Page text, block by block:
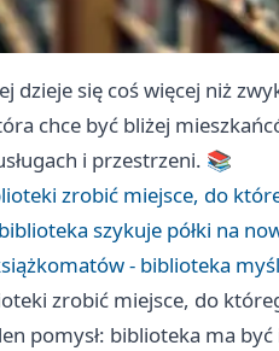
dzieje się coś więcej niż
chce być bliżej
i przestrzeni. 📚
zrobić miejsce, do
szykuje półki na
- biblioteka
zrobić miejsce, do
pomysł: biblioteka ma